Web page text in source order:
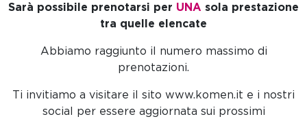
Sarà possibile prenotarsi per UNA sola prestazione
tra quelle elencate
Abbiamo raggiunto il numero massimo di
prenotazioni.
Ti invitiamo a visitare il sito www.komen.it e i nostri
social per essere aggiornata sui prossimi